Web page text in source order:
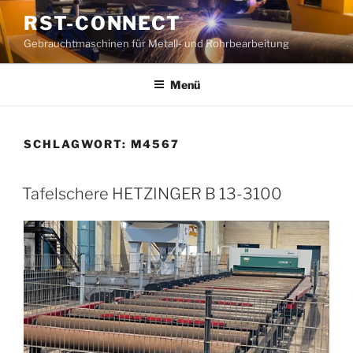
Zum
Inhalt
springen
RST-CONNECT
Gebrauchtmaschinen für Metall- und Rohrbearbeitung
Menü
SCHLAGWORT: M4567
Tafelschere HETZINGER B 13-3100